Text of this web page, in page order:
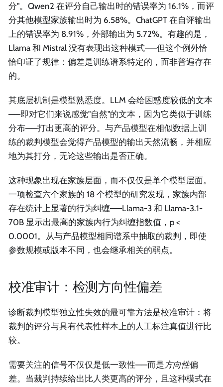
分"。Qwen2 在评分自己输出时的错误率为 16.1%，而评
分其他模型家族输出时为 6.58%。ChatGPT 在自评输出
上的错误率为 8.91%，外部输出为 5.72%。有趣的是，
Llama 和 Mistral 没有表现出这种模式——但这个例外恰
恰印证了规律：偏差是训练谱系特定的，而非普遍存在
的。
其底层机制是模型熟悉度。LLM 会给困惑度较低的文本
——即对它们来说感觉"自然"的文本，因为它类似于训练
分布——打出更高的评分。与产品模型在相似数据上训
练的裁判模型会觉得产品模型的输出天然流畅，并相应
地为其打分，无论这些输出是否正确。
这种现象出现在家族层面，而不仅仅是单个模型层面。
一项检查六个家族的 18 个模型的研究发现，家族内部
存在统计上显著的行为纠缠——Llama-3 和 Llama-3.1-
70B 显示出最高的家族内行为纠缠指数值，p <
0.0001。从与产品模型相同谱系中抽取的裁判，即使
参数规模或版本不同，也会继承相关的弱点。
校准审计：检测方向性偏差
诊断裁判模型独立性失效的最可靠方法是校准审计：将
裁判的评分与具有代表性样本上的人工标注真值进行比
较。
需要关注的信号不仅仅是低一致性——而是方向性偏
差。当裁判持续给出比人类更高的评分，且这种模式在